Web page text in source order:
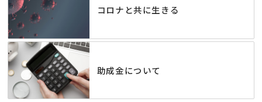
コロナと共に生きる
助成金について